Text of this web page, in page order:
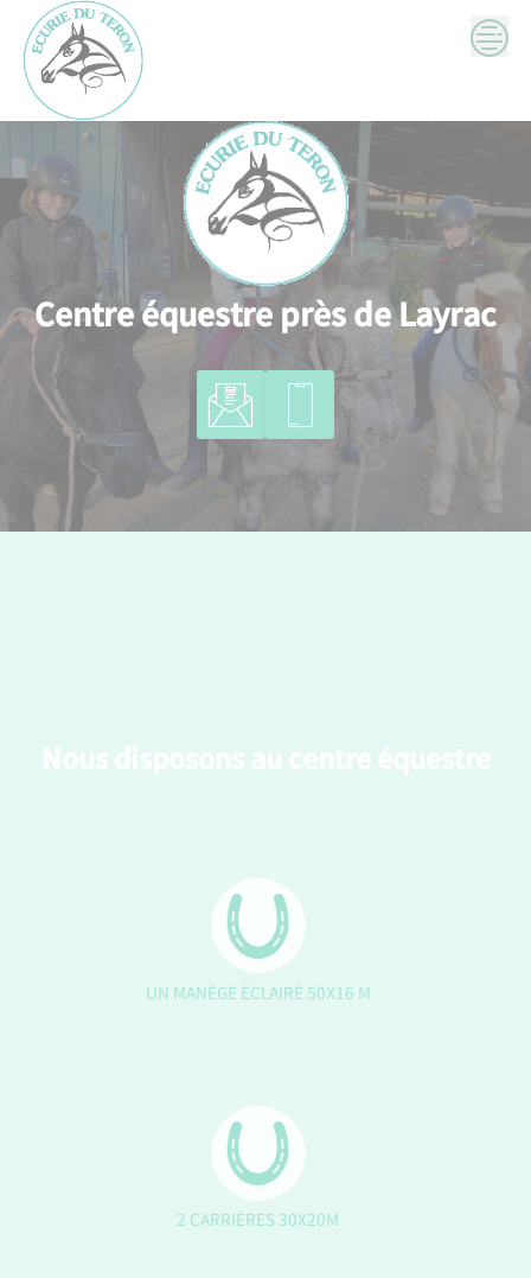
content
Centre équestre près de Layrac
Nous disposons au centre équestre
UN MANÈGE ÉCLAIRÉ 50X16 M
2 CARRIÈRES 30X20M